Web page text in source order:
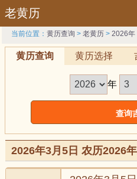
老黄历
当前位置：黄历查询 >老黄历 >2026年
黄历查询 黄历选择
年
2026年3月5日 农历2026